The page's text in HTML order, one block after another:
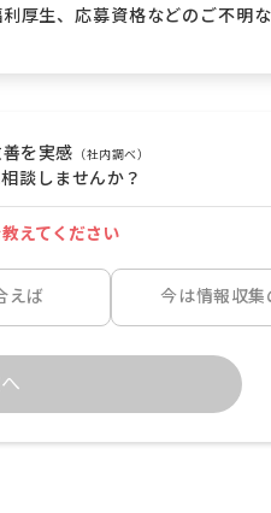
厚生、応募資格などのご不明
を実感 （社内調べ）
談しませんか？
えてください
えば 今は情報収集